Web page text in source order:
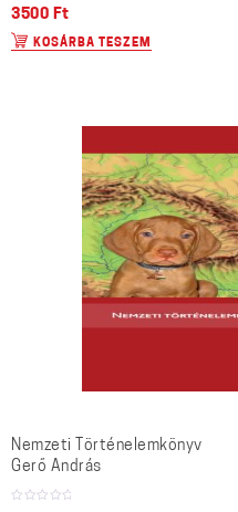
3500 Ft
KOSÁRBA TESZEM
Nemzeti Történelemkönyv
Gerő András